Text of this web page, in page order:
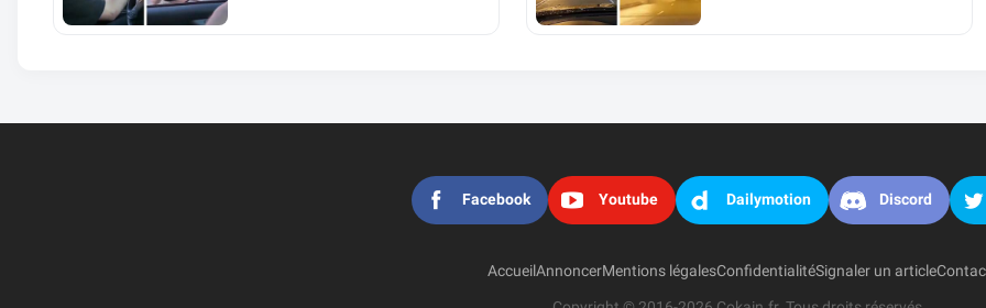
Facebook Youtube Dailymotion Discord
AccueilAnnoncerMentions légalesConfidentialitéSignaler un article